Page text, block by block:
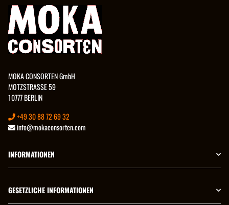
MOKA CONSORTEN GmbH
MOTZSTRASSE 59
10777 BERLIN
+49 30 88 72 69 32
info@mokaconsorten.com
INFORMATIONEN
GESETZLICHE INFORMATIONEN